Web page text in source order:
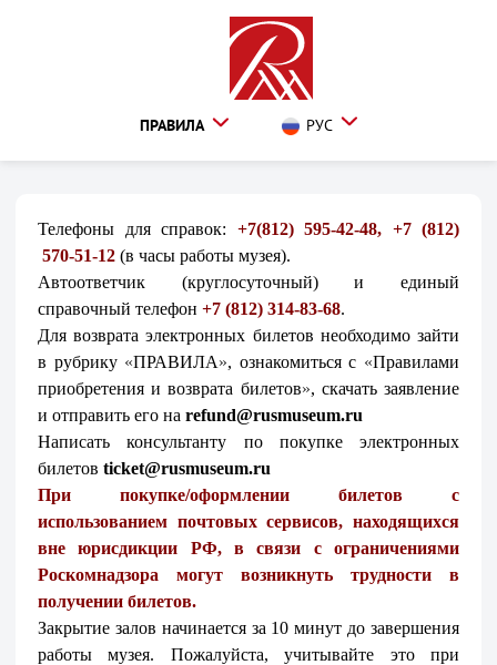
ПРАВИЛА РУС
Телефоны для справок: +7(812) 595-42-48, +7 (812)
570-51-12 (в часы работы музея).
Автоответчик (круглосуточный) и единый
справочный телефон +7 (812) 314-83-68.
Для возврата электронных билетов необходимо зайти
в рубрику «ПРАВИЛА», ознакомитьсяс «Правилами
приобретения и возврата билетов», скачать заявление
и отправить его на refund@rusmuseum.ru
Написать консультанту по покупке электронных
билетов ticket@rusmuseum.ru
При покупке/оформлении билетов с
использованием почтовых сервисов, находящихся
вне юрисдикции РФ, в связи с ограничениями
Роскомнадзора могут возникнуть трудности в
получении билетов.
Закрытие залов начинается за 10 минут до завершения
работы музея. Пожалуйста, учитывайте это при